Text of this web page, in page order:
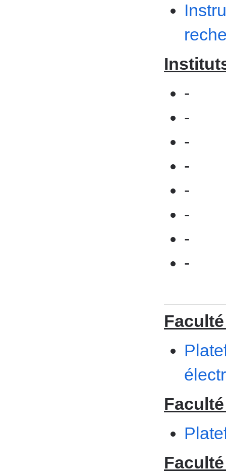
-
-
-
-
-
-
-
-